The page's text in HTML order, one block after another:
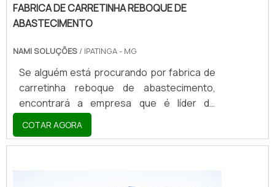
FABRICA DE CARRETINHA REBOQUE DE
ABASTECIMENTO
NAMI SOLUÇÕES / IPATINGA - MG
Se alguém está procurando por fabrica de
carretinha reboque de abastecimento,
encontrará a empresa que é líder do
mercado. Elaborando uma cotação na
vitrine que se chama Soluções Industriais e
descobrindo a melhor referência em
COTAR AGORA